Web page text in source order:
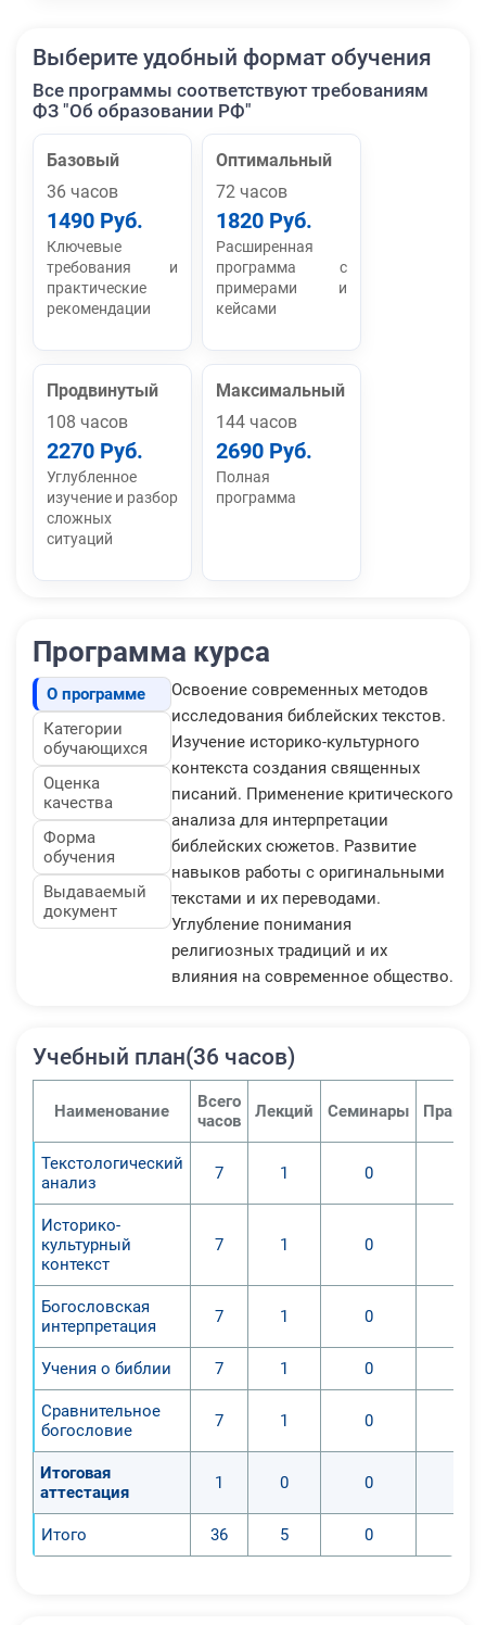
Выберите удобный формат обучения
Все программы соответствуют требованиям
ФЗ "Об образовании РФ"
Базовый
36 часов
1490 Руб.
Ключевые
требования и
практические
рекомендации
Оптимальный
72 часов
1820 Руб.
Расширенная
программа с
примерами и
кейсами
Продвинутый
108 часов
2270 Руб.
Углубленное
изучение и разбор
сложных
ситуаций
Максимальный
144 часов
2690 Руб.
Полная
программа
Программа курса
О программе
Категории
обучающихся
Оценка
качества
Форма
обучения
Выдаваемый
документ
Освоение современных методов
исследования библейских текстов.
Изучение историко-культурного
контекста создания священных
писаний. Применение критического
анализа для интерпретации
библейских сюжетов. Развитие
навыков работы с оригинальными
текстами и их переводами.
Углубление понимания
религиозных традиций и их
влияния на современное общество.
Учебный план(36 часов)
Наименование
Всего
часов
Лекций Семинары
Текстологический
анализ
7 1 0
Историко-
культурный
контекст
7 1 0
Богословская
интерпретация
7 1 0
Учения о библии 7 1 0
Сравнительное
богословие
7 1 0
Итоговая
аттестация
1 0 0
Итого 36 5 0